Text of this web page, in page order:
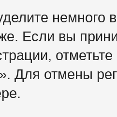
немного
Если вы
Для отмены